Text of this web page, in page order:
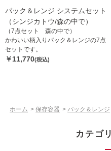
パック＆レンジ システムセット
（シンジカトウ/森の中で）
（7点セット 森の中で）
かわいい柄入りパック＆レンジの7点
セットです。
￥11,770(税込)
ホーム >保存容器 >パック＆レンジ
カテゴ